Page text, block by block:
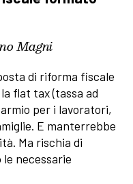
Magni
di riforma fiscale
flat tax (tassa ad
per i lavoratori,
E manterrebbe
Ma rischia di
necessarie